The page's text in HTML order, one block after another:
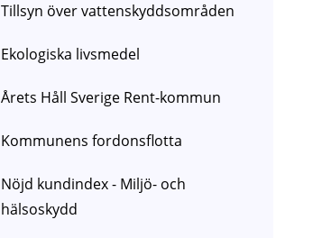
Tillsyn över vattenskyddsområden
Ekologiska livsmedel
Årets Håll Sverige Rent-kommun
Kommunens fordonsflotta
Nöjd kundindex - Miljö- och
hälsoskydd